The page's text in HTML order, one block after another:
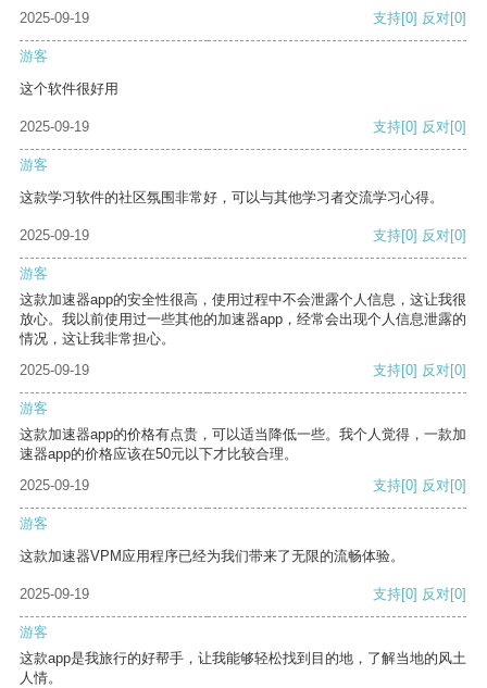
2025-09-19 支持[0] 反对[0]
游客
这个软件很好用
2025-09-19 支持[0] 反对[0]
游客
这款学习软件的社区氛围非常好，可以与其他学习者交流学习心得。
2025-09-19 支持[0] 反对[0]
游客
这款加速器app的安全性很高，使用过程中不会泄露个人信息，这让我很
放心。我以前使用过一些其他的加速器app，经常会出现个人信息泄露的
情况，这让我非常担心。
2025-09-19
支持[0] 反对[0]
游客
这款加速器app的价格有点贵，可以适当降低一些。我个人觉得，一款加
速器app的价格应该在50元以下才比较合理。
2025-09-19
支持[0] 反对[0]
游客
这款加速器VPM应用程序已经为我们带来了无限的流畅体验。
2025-09-19 支持[0] 反对[0]
游客
这款app是我旅行的好帮手，让我能够轻松找到目的地，了解当地的风土
人情。